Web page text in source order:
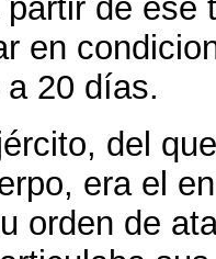
partir de
en
20 días.
del
era el
orden de